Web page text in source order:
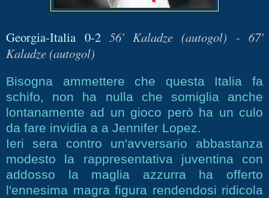
Georgia-Italia 0-2 56' Kaladze (autogol) - 67'
Kaladze (autogol)
Bisogna ammettere che questa Italia fa
schifo, non ha nulla che somiglia anche
lontanamente ad un gioco però ha un culo
da fare invidia a a Jennifer Lopez.
Ieri sera contro un'avversario abbastanza
modesto la rappresentativa juventina con
addosso la maglia azzurra ha offerto
l'ennesima magra figura rendendosi ridicola